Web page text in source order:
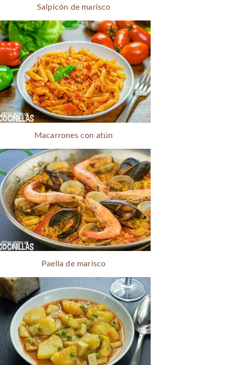
Salpicón de marisco
Macarrones con atún
Paella de marisco